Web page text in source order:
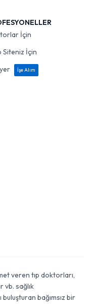
İçin
Siteniz İçin
İşe Alım
veren tıp doktorları,
sağlık
bağımsız bir